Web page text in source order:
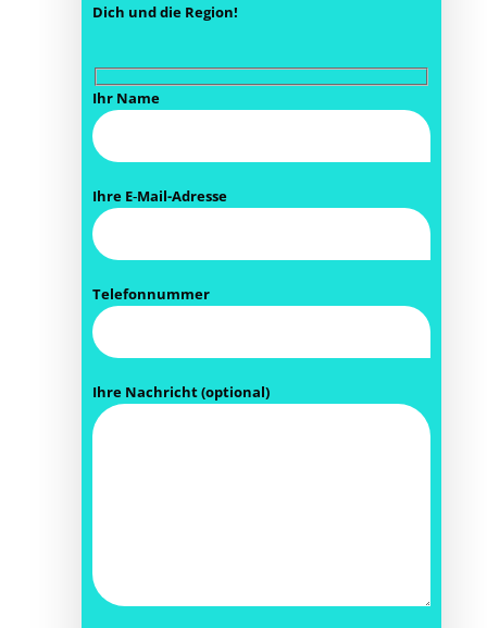
Dich und die Region!
Ihr Name
Ihre E‑Mail-Adres­se
Telefonnummer
Ihre Nach­richt (optio­nal)